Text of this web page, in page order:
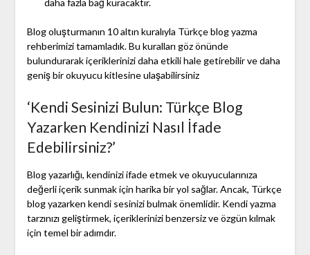
daha fazla bağ kuracaktır.
Blog oluşturmanın 10 altın kuralıyla Türkçe blog yazma
rehberimizi tamamladık. Bu kuralları göz önünde
bulundurarak içeriklerinizi daha etkili hale getirebilir ve daha
geniş bir okuyucu kitlesine ulaşabilirsiniz
‘Kendi Sesinizi Bulun: Türkçe Blog
Yazarken Kendinizi Nasıl İfade
Edebilirsiniz?’
Blog yazarlığı, kendinizi ifade etmek ve okuyucularınıza
değerli içerik sunmak için harika bir yol sağlar. Ancak, Türkçe
blog yazarken kendi sesinizi bulmak önemlidir. Kendi yazma
tarzınızı geliştirmek, içeriklerinizi benzersiz ve özgün kılmak
için temel bir adımdır.